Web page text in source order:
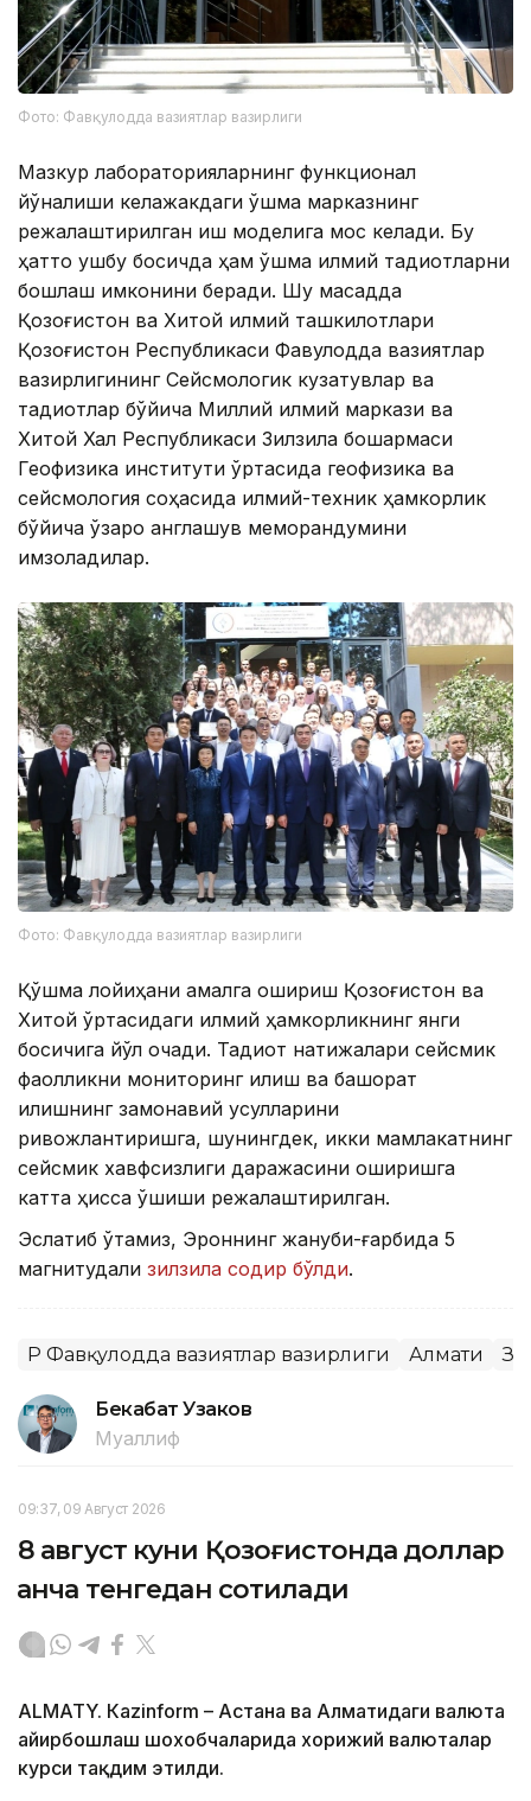
Фото: Фавқулодда вазиятлар вазирлиги
Мазкур лабораторияларнинг функционал
йўналиши келажакдаги қўшма марказнинг
режалаштирилган иш моделига мос келади. Бу
ҳатто ушбу босқичда ҳам қўшма илмий тадқиқотларни
бошлаш имконини беради. Шу мақсадда
Қозоғистон ва Хитой илмий ташкилотлари
Қозоғистон Республикаси Фавқулодда вазиятлар
вазирлигининг Сейсмологик кузатувлар ва
тадқиқотлар бўйича Миллий илмий маркази ва
Хитой Халқ Республикаси Зилзила бошқармаси
Геофизика институти ўртасида геофизика ва
сейсмология соҳасида илмий-техник ҳамкорлик
бўйича ўзаро англашув меморандумини
имзоладилар.
Фото: Фавқулодда вазиятлар вазирлиги
Қўшма лойиҳани амалга ошириш Қозоғистон ва
Хитой ўртасидаги илмий ҳамкорликнинг янги
босқичига йўл очади. Тадқиқот натижалари сейсмик
фаолликни мониторинг қилиш ва башорат
қилишнинг замонавий усулларини
ривожлантиришга, шунингдек, икки мамлакатнинг
сейсмик хавфсизлиги даражасини оширишга
катта ҳисса қўшиши режалаштирилган.
Эслатиб ўтамиз, Эроннинг жануби-ғарбида 5
магнитудали зилзила содир бўлди.
ҚР Фавқулодда вазиятлар вазирлиги Алмати
Бекабат Узаков
Муаллиф
09:37, 09 Август 2026
8 август куни Қозоғистонда доллар
қанча тенгедан сотилади
ALMATY. Кazinform – Астана ва Алматидаги валюта
айирбошлаш шохобчаларида хорижий валюталар
курси тақдим этилди.